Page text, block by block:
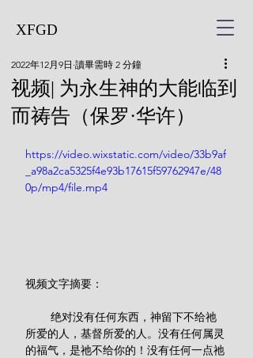
XFGD
视频| 为永生神的大能临到
而祷告（保罗·华许）
2022年12月9日 讀畢需時 2 分鐘
https://video.wixstatic.com/video/33b9af
_a98a2ca5325f4e93b17615f59762947e/48
0p/mp4/file.mp4
视频文字摘要：
所爱的人，基督所爱的人。没有任何属灵
的福气，是祂不给你的！没有任何一点祂